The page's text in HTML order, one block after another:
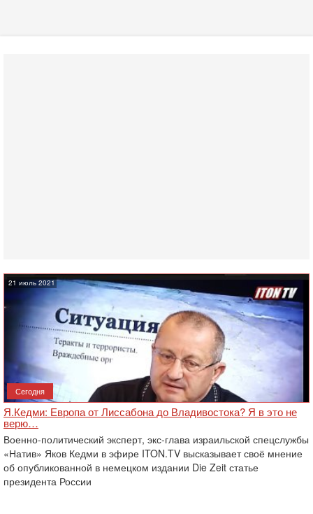
21 июль 2021
Сегодня
Я.Кедми: Европа от Лиссабона до Владивостока? Я в это не
верю…
Военно-политический эксперт, экс-глава израильской спецслужбы
«Натив» Яков Кедми в эфире ITON.TV высказывает своё мнение
об опубликованной в немецком издании Die Zeit статье
президента России